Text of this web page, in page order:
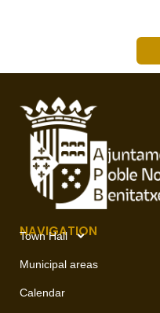
NAVIGATION
Town Hall
Municipal areas
Calendar